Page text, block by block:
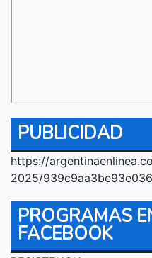
PUBLICIDAD
https://
2025/
PROGRAMAS
FACEBOOK